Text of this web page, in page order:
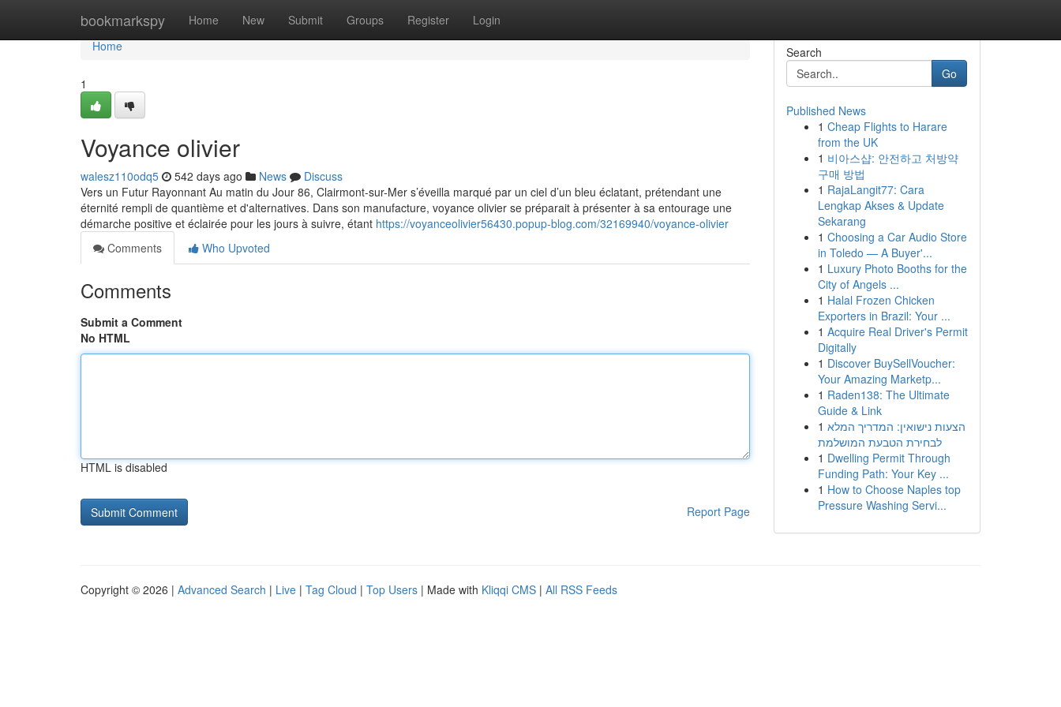
bookmarkspy Home New Submit Groups Register Login
Home
Home
1
Voyance olivier
walesz110odq5 542 days ago News
Discuss
Vers un Futur Rayonnant Au matin du Jour 86, Clairmont-sur-Mer s’éveilla marqué par un ciel d’un bleu éclatant, prétendant une
éternité rempli de quantième et d'alternatives. Dans son manufacture, voyance olivier se préparait à présenter à sa entourage une
démarche positive et éclairée pour les jours à suivre, étant https://voyanceolivier56430.popup-blog.com/32169940/voyance-olivier
Comments
Who Upvoted
Comments
Submit a Comment
No HTML
HTML is disabled
Report Page
Search
Go
Published News
1 Cheap Flights to Harare
from the UK
1 비아스샵: 안전하고 처방약
구매 방법
1 RajaLangit77: Cara
Lengkap Akses & Update
Sekarang
1 Choosing a Car Audio Store
in Toledo — A Buyer'...
1 Luxury Photo Booths for the
City of Angels ...
1 Halal Frozen Chicken
Exporters in Brazil: Your ...
1 Acquire Real Driver's Permit
Digitally
1 Discover BuySellVoucher:
Your Amazing Marketp...
1 Raden138: The Ultimate
Guide & Link
1 הצעות נישואין: המדריך המלא
לבחירת הטבעת המושלמת
1 Dwelling Permit Through
Funding Path: Your Key ...
1 How to Choose Naples top
Pressure Washing Servi...
Copyright © 2026 | Advanced Search | Live | Tag Cloud | Top Users | Made with Kliqqi CMS | All RSS Feeds